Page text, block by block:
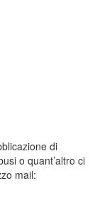
di
o quant’altro ci
mail: